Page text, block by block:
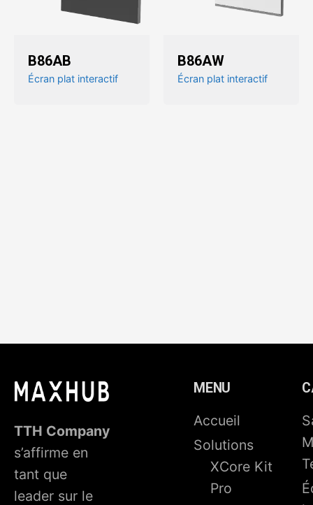
B86AB
Écran plat interactif
B86AW
Écran plat interactif
TTH Company
s’affirme en
tant que
leader sur le
MENU
Accueil
Solutions
XCore Kit
Pro